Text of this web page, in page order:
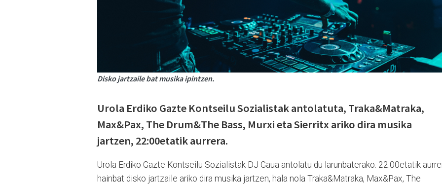
Disko jartzaile bat musika ipintzen.
Urola Erdiko Gazte Kontseilu Sozialistak antolatuta, Traka&Matraka,
Max&Pax, The Drum&The Bass, Murxi eta Sierritx ariko dira musika
jartzen, 22:00etatik aurrera.
Urola Erdiko Gazte Kontseilu Sozialistak DJ Gaua antolatu du larunbaterako. 22:00etatik
hainbat disko jartzaile ariko dira musika jartzen, hala nola Traka&Matraka, Max&Pax, The